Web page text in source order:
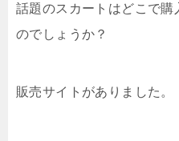
話題のスカートはどこで
のでしょうか？
販売サイトがありました。